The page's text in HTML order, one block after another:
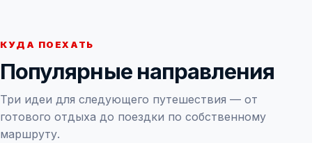
КУДА ПОЕХАТЬ
Популярные направления
Три идеи для следующего путешествия — от
готового отдыха до поездки по собственному
маршруту.